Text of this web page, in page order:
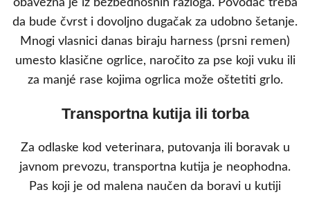
obavezna je iz bezbednosnih razloga. Povodac treba
da bude čvrst i dovoljno dugačak za udobno šetanje.
Mnogi vlasnici danas biraju harness (prsni remen)
umesto klasične ogrlice, naročito za pse koji vuku ili
za manjé rase kojima ogrlica može oštetiti grlo.
Transportna kutija ili torba
Za odlaske kod veterinara, putovanja ili boravak u
javnom prevozu, transportna kutija je neophodna.
Pas koji je od malena naučen da boravi u kutiji